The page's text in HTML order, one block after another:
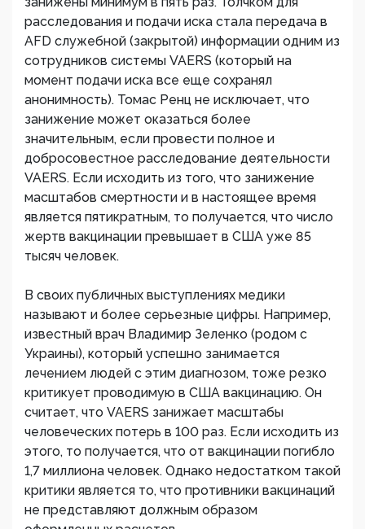
расследования и подачи иска стала передача в
AFD служебной (закрытой) информации одним из
сотрудников системы VAERS (который на
момент подачи иска все еще сохранял
анонимность). Томас Ренц не исключает, что
занижение может оказаться более
значительным, если провести полное и
добросовестное расследование деятельности
VAERS. Если исходить из того, что занижение
масштабов смертности и в настоящее время
является пятикратным, то получается, что число
жертв вакцинации превышает в США уже 85
тысяч человек.
В своих публичных выступлениях медики
называют и более серьезные цифры. Например,
известный врач Владимир Зеленко (родом с
Украины), который успешно занимается
лечением людей с этим диагнозом, тоже резко
критикует проводимую в США вакцинацию. Он
считает, что VAERS занижает масштабы
человеческих потерь в 100 раз. Если исходить из
этого, то получается, что от вакцинации погибло
1,7 миллиона человек. Однако недостатком такой
критики является то, что противники вакцинаций
не представляют должным образом